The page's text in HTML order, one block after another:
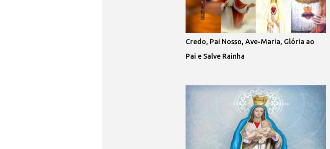
Credo, Pai Nosso, Ave-Maria, Glória ao
Pai e Salve Rainha